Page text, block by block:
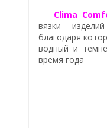
Clima
вязки
благодаря
водный и
время года